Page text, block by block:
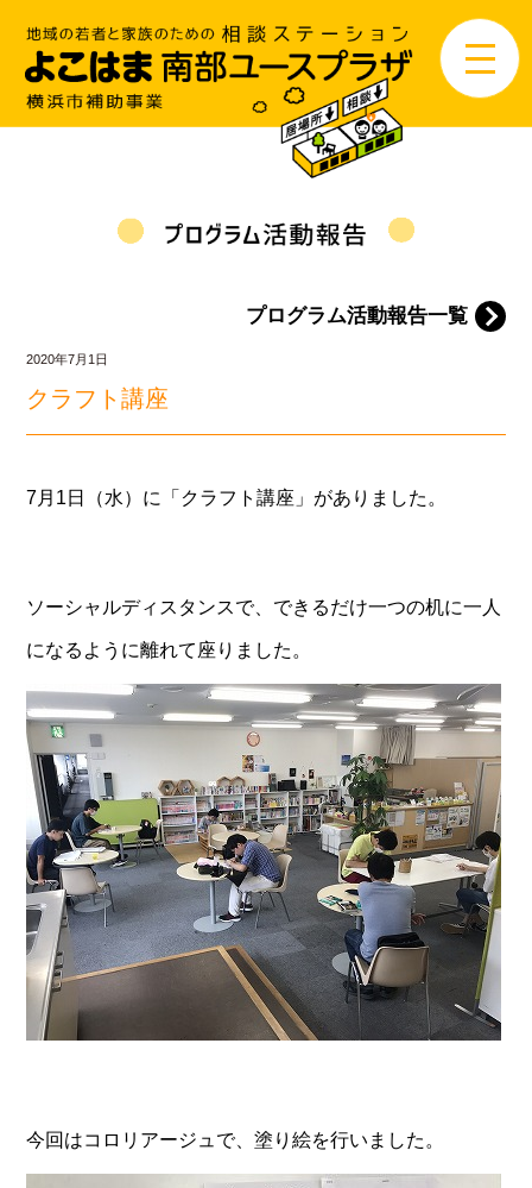
プログラム活動報告一覧
2020年7月1日
クラフト講座
7月1日（水）に「クラフト講座」がありました。
ソーシャルディスタンスで、できるだけ一つの机に一人
になるように離れて座りました。
今回はコロリアージュで、塗り絵を行いました。